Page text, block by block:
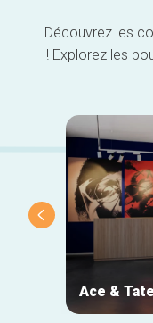
Découvrez les
! Explorez les
Ace & Tate